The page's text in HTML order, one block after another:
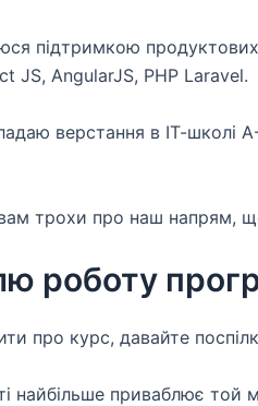
підтримкою
JS, AngularJS, PHP Laravel.
верстання в ІТ-школі
трохи про наш напрям,
роботу
про курс, давайте
найбільше приваблює той